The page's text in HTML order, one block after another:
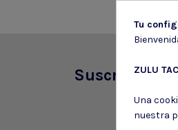
Suscríbete a
Tu
ZULU
Una
nuestra